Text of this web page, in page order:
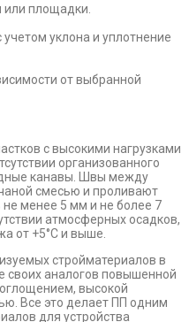
площадки.
уклона и уплотнение
от выбранной
с высокими нагрузками
организованного
канавы. Швы между
смесью и проливают
менее 5 мм и не более 7
атмосферных осадков,
от +5°С и выше.
стройматериалов в
аналогов повышенной
высокой
Все это делает ПП одним
для устройства